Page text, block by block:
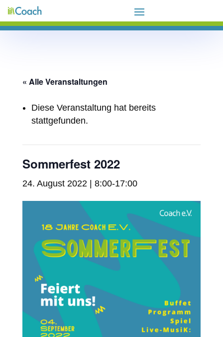
« Alle Veranstaltungen
Diese Veranstaltung hat bereits
stattgefunden.
Sommerfest 2022
24. August 2022 | 8:00-17:00